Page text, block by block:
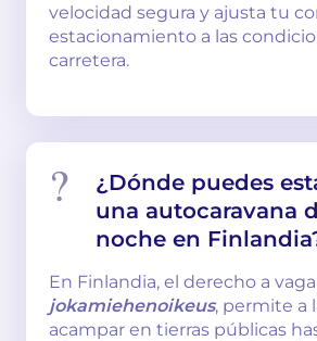
velocidad segura y ajusta tu
estacionamiento a las
carretera.
¿Dónde puedes
una autocaravana
noche en
En Finlandia, el derecho a
jokamiehenoikeus, permite a
acampar en tierras públicas